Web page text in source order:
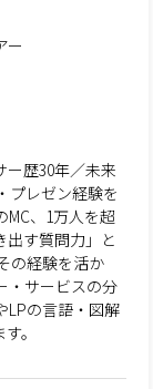
ー
ー歴30年／未来
プレゼン経験を
、1万人を超
出す質問力」と
の経験を活か
・サービスの分
LPの言語・図解
。